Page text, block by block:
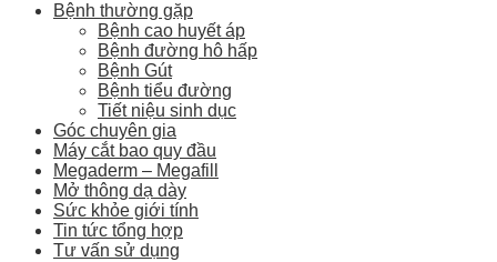
Bệnh thường gặp
Bệnh cao huyết áp
Bệnh đường hô hấp
Bệnh Gút
Bệnh tiểu đường
Tiết niệu sinh dục
Góc chuyên gia
Máy cắt bao quy đầu
Megaderm – Megafill
Mở thông dạ dày
Sức khỏe giới tính
Tin tức tổng hợp
Tư vấn sử dụng